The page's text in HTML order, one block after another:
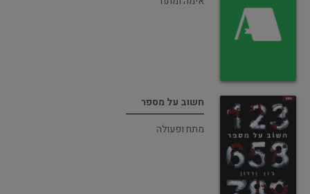
חשוב על מספר
מתח ופעולה